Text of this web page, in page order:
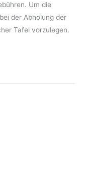
Um die
der Abholung der
Tafel vorzulegen.